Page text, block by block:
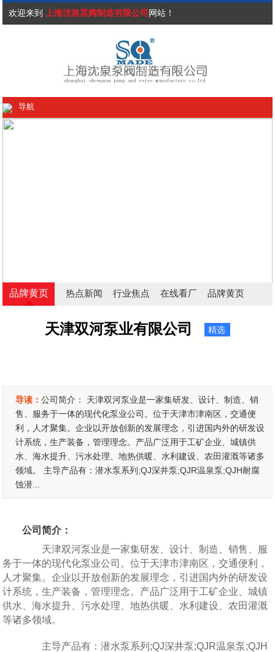
欢迎来到 上海沈泉泵阀制造有限公司 网站！
导航
品牌黄页 热点新闻 行业焦点 在线看厂 品牌黄页
天津双河泵业有限公司 精选
导读：公司简介： 天津双河泵业是一家集研发、设计、制造、销
售、服务于一体的现代化泵业公司。位于天津市津南区，交通便
利，人才聚集。企业以开放创新的发展理念，引进国内外的研发设
计系统，生产装备，管理理念。产品广泛用于工矿企业、城镇供
水、海水提升、污水处理、地热供暖、水利建设、农田灌溉等诸多
领域。 主导产品有：潜水泵系列;QJ深井泵;QJR温泉泵;QJH耐腐
蚀潜...
公司简介：
天津双河泵业是一家集研发、设计、制造、销售、服
务于一体的现代化泵业公司。位于天津市津南区，交通便利，
人才聚集。企业以开放创新的发展理念，引进国内外的研发设
计系统，生产装备，管理理念。产品广泛用于工矿企业、城镇
供水、海水提升、污水处理、地热供暖、水利建设、农田灌溉
等诸多领域。
主导产品有：潜水泵系列;QJ深井泵;QJR温泉泵;QJH